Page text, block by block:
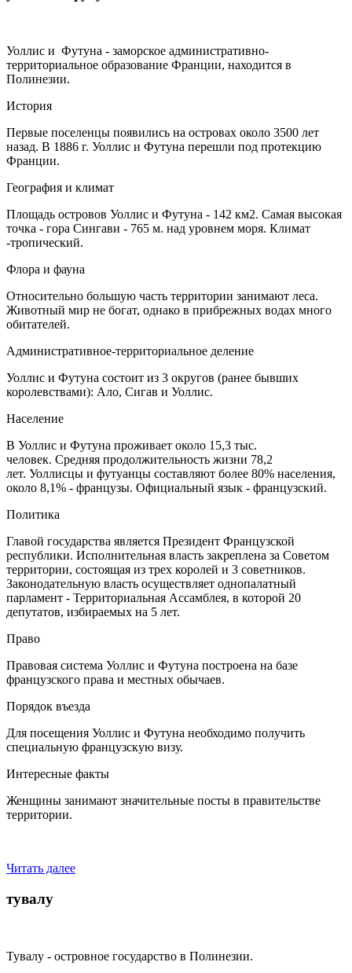
Уоллис и Футуна - заморское административно-
территориальное образование Франции, находится в
Полинезии.
История
Первые поселенцы появились на островах около 3500 лет
назад. В 1886 г. Уоллис и Футуна перешли под протекцию
Франции.
География и климат
Площадь островов Уоллис и Футуна - 142 км2. Самая высокая
точка - гора Сингави - 765 м. над уровнем моря. Климат
-тропический.
Флора и фауна
Относительно большую часть территории занимают леса.
Животный мир не богат, однако в прибрежных водах много
обитателей.
Административное-территориальное деление
Уоллис и Футуна состоит из 3 округов (ранее бывших
королевствами): Ало, Сигав и Уоллис.
Население
В Уоллис и Футуна проживает около 15,3 тыс.
человек. Средняя продолжительность жизни 78,2
лет. Уоллисцы и футуанцы составляют более 80% населения,
около 8,1% - французы. Официальный язык - французский.
Политика
Главой государства является Президент Французской
республики. Исполнительная власть закреплена за Советом
территории, состоящая из трех королей и 3 советников.
Законодательную власть осуществляет однопалатный
парламент - Территориальная Ассамблея, в которой 20
депутатов, избираемых на 5 лет.
Право
Правовая система Уоллис и Футуна построена на базе
французского права и местных обычаев.
Порядок въезда
Для посещения Уоллис и Футуна необходимо получить
специальную французскую визу.
Интересные факты
Женщины занимают значительные посты в правительстве
территории.
Читать далее
тувалу
Тувалу - островное государство в Полинезии.